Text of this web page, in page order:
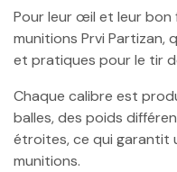
Pour leur œil et leur bon
munitions Prvi Partizan,
et pratiques pour le tir
Chaque calibre est
balles, des poids
étroites, ce qui garantit
munitions.